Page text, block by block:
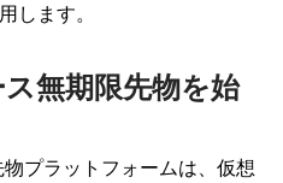
します。
無期限先物を始
プラットフォームは、仮想